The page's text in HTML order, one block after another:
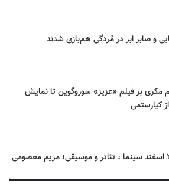
و صابر ابر در مُردگی هم‌بازی شدند
مکری بر فیلم «عزیز» سوروگوین تا نمایش
کیارستمی